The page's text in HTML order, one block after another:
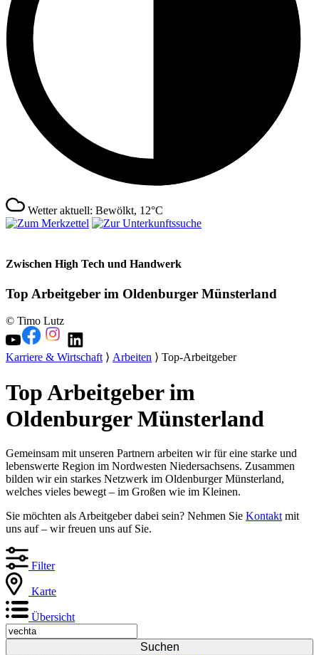
Wetter aktuell: Bewölkt, 12°C
Zwischen High Tech und Handwerk
Top Arbeitgeber im Oldenburger Münsterland
© Timo Lutz
Karriere & Wirtschaft⟩ Arbeiten ⟩ Top-Arbeitgeber
Top Arbeitgeber im
Oldenburger Münsterland
Gemeinsam mit unseren Partnern arbeiten wir für eine starke und
lebenswerte Region im Nordwesten Niedersachsens. Zusammen
bilden wir ein starkes Netzwerk im Oldenburger Münsterland,
welches vieles bewegt – im Großen wie im Kleinen.
Sie möchten als Arbeitgeber dabei sein? Nehmen Sie Kontakt mit
uns auf – wir freuen uns auf Sie.
Filter
Karte
Übersicht